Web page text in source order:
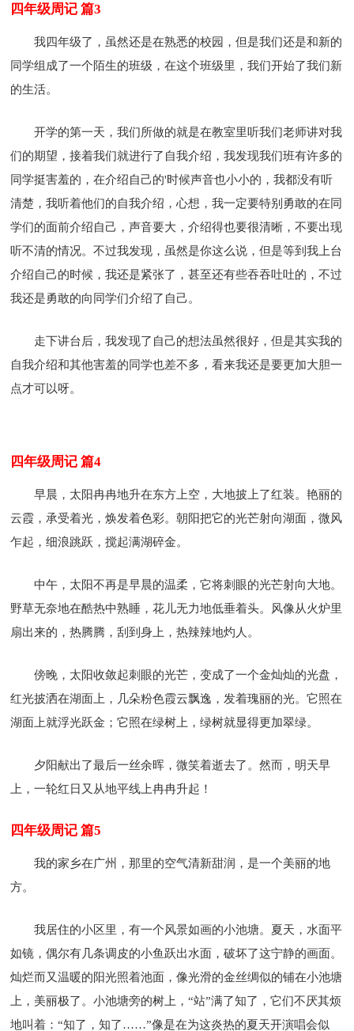
四年级周记 篇3
我四年级了，虽然还是在熟悉的校园，但是我们还是和新的
同学组成了一个陌生的班级，在这个班级里，我们开始了我们新
的生活。
开学的第一天，我们所做的就是在教室里听我们老师讲对我
们的期望，接着我们就进行了自我介绍，我发现我们班有许多的
同学挺害羞的，在介绍自己的'时候声音也小小的，我都没有听
清楚，我听着他们的自我介绍，心想，我一定要特别勇敢的在同
学们的面前介绍自己，声音要大，介绍得也要很清晰，不要出现
听不清的情况。不过我发现，虽然是你这么说，但是等到我上台
介绍自己的时候，我还是紧张了，甚至还有些吞吞吐吐的，不过
我还是勇敢的向同学们介绍了自己。
走下讲台后，我发现了自己的想法虽然很好，但是其实我的
自我介绍和其他害羞的同学也差不多，看来我还是要更加大胆一
点才可以呀。
四年级周记 篇4
早晨，太阳冉冉地升在东方上空，大地披上了红装。艳丽的
云霞，承受着光，焕发着色彩。朝阳把它的光芒射向湖面，微风
乍起，细浪跳跃，搅起满湖碎金。
中午，太阳不再是早晨的温柔，它将刺眼的光芒射向大地。
野草无奈地在酷热中熟睡，花儿无力地低垂着头。风像从火炉里
扇出来的，热腾腾，刮到身上，热辣辣地灼人。
傍晚，太阳收敛起刺眼的光芒，变成了一个金灿灿的光盘，
红光披洒在湖面上，几朵粉色霞云飘逸，发着瑰丽的光。它照在
湖面上就浮光跃金；它照在绿树上，绿树就显得更加翠绿。
夕阳献出了最后一丝余晖，微笑着逝去了。然而，明天早
上，一轮红日又从地平线上冉冉升起！
四年级周记 篇5
我的家乡在广州，那里的空气清新甜润，是一个美丽的地
方。
我居住的小区里，有一个风景如画的小池塘。夏天，水面平
如镜，偶尔有几条调皮的小鱼跃出水面，破坏了这宁静的画面。
灿烂而又温暖的阳光照着池面，像光滑的金丝绸似的铺在小池塘
上，美丽极了。小池塘旁的树上，“站”满了知了，它们不厌其烦
地叫着：“知了，知了……”像是在为这炎热的夏天开演唱会似